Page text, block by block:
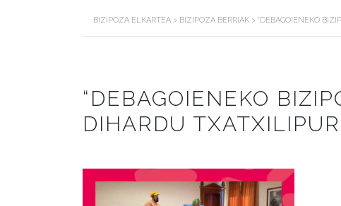
BIZIPOZA ELKARTEA > BIZIPOZA BERRIAK > “DEBAGOIENEKO
“DEBAGOIENEKO
DIHARDU